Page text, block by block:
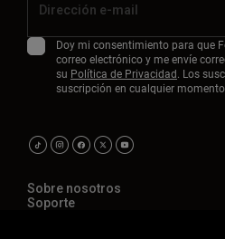
Doy mi consentimiento para que
correo electrónico y me envíe
su Política de Privacidad. Los
suscripción en cualquier
Sobre nosotros
Soporte